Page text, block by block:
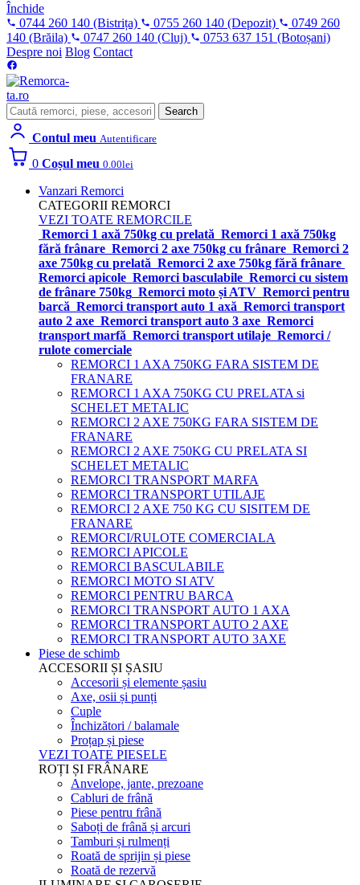
Închide
0744 260 140 (Bistrița) 0755 260 140 (Depozit)
0749 260
140 (Brăila) 0747 260 140 (Cluj) 0753 637 151 (Botoșani)
Despre noi Blog Contact
Search
for:
Search
Contul meu Autentificare
0 Coșul meu 0.00lei
Vanzari Remorci
CATEGORII REMORCI
VEZI TOATE REMORCILE
Remorci 1 axă 750kg cu prelată Remorci 1 axă 750kg
fără frânare Remorci 2 axe 750kg cu frânare Remorci 2
axe 750kg cu prelată Remorci 2 axe 750kg fără frânare
Remorci apicole Remorci basculabile Remorci cu sistem
de frânare 750kg Remorci moto și ATV Remorci pentru
barcă Remorci transport auto 1 axă Remorci transport
auto 2 axe Remorci transport auto 3 axe Remorci
transport marfă Remorci transport utilaje Remorci /
rulote comerciale
REMORCI 1 AXA 750KG FARA SISTEM DE
FRANARE
REMORCI 1 AXA 750KG CU PRELATA si
SCHELET METALIC
REMORCI 2 AXE 750KG FARA SISTEM DE
FRANARE
REMORCI 2 AXE 750KG CU PRELATA SI
SCHELET METALIC
REMORCI TRANSPORT MARFA
REMORCI TRANSPORT UTILAJE
REMORCI 2 AXE 750 KG CU SISITEM DE
FRANARE
REMORCI/RULOTE COMERCIALA
REMORCI APICOLE
REMORCI BASCULABILE
REMORCI MOTO SI ATV
REMORCI PENTRU BARCA
REMORCI TRANSPORT AUTO 1 AXA
REMORCI TRANSPORT AUTO 2 AXE
REMORCI TRANSPORT AUTO 3AXE
Piese de schimb
ACCESORII ȘI ȘASIU
Accesorii și elemente șasiu
Axe, osii și punți
Cuple
Închizători / balamale
Proțap și piese
VEZI TOATE PIESELE
ROȚI ȘI FRÂNARE
Anvelope, jante, prezoane
Cabluri de frână
Piese pentru frână
Saboți de frână și arcuri
Tamburi și rulmenți
Roată de sprijin și piese
Roată de rezervă